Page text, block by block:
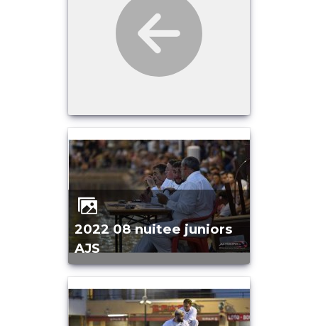
2022 08 nuitee juniors
AJS